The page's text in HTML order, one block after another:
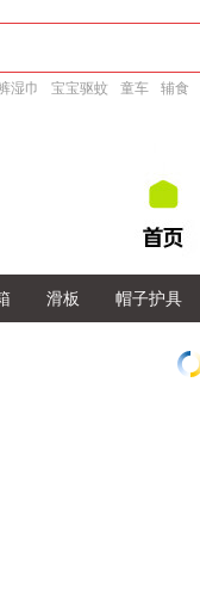
湿巾 宝宝驱蚊 童车 辅食
滑板 帽子护具